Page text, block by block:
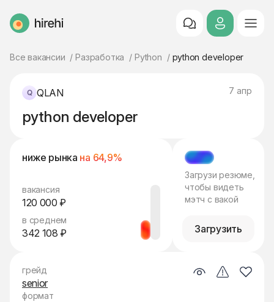
HireHi
Все вакансии Разработка Python python developer
QLAN 7 апр
python developer
ниже рынка на 64,9%
вакансия
120 000 ₽
в среднем
342 108 ₽
МЭТЧ
Загрузи резюме,
чтобы видеть
мэтч с вакой
Загрузить
грейд
senior
формат